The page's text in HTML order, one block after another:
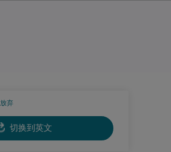
放弃
切换到英文